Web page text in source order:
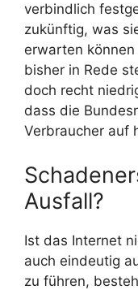
verbindlich
zukünftig, was
erwarten
bisher in Rede
doch recht
dass die
Verbraucher auf
Ausfall?
Ist das Internet
auch eindeutig
zu führen,